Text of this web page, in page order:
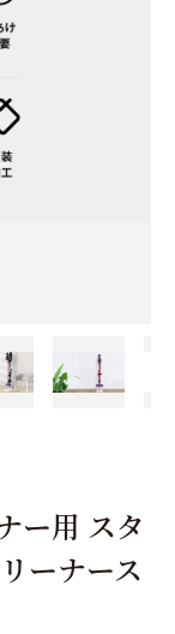
ー用 スタ
ーナース